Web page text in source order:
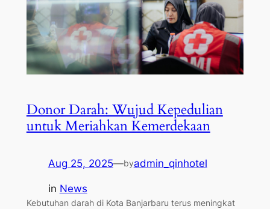
Donor Darah: Wujud Kepedulian
untuk Meriahkan Kemerdekaan
Aug 25, 2025—byadmin_qinhotel
in News
Kebutuhan darah di Kota Banjarbaru terus meningkat